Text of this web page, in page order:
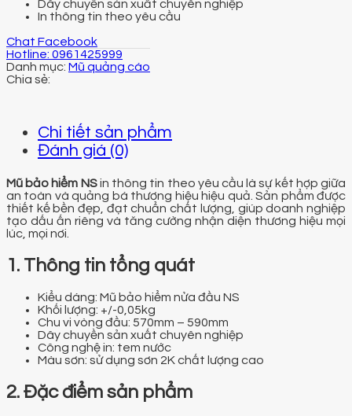
Dây chuyền sản xuất chuyên nghiệp
In thông tin theo yêu cầu
Chat Facebook
Hotline: 0961425999
Danh mục: Mũ quảng cáo
Chi tiết sản phẩm
Đánh giá (0)
Mũ bảo hiểm NSin thông tin theo yêu cầu là sự kết hợp giữa
an toàn và quảng bá thương hiệu hiệu quả. Sản phẩm được
thiết kế bền đẹp, đạt chuẩn chất lượng, giúp doanh nghiệp
tạo dấu ấn riêng và tăng cường nhận diện thương hiệu mọi
lúc, mọi nơi.
1. Thông tin tổng quát
Kiểu dáng: Mũ bảo hiểm nửa đầu NS
Khối lượng: +/-0,05kg
Chu vi vòng đầu: 570mm – 590mm
Dây chuyền sản xuất chuyên nghiệp
Công nghệ in: tem nước
Màu sơn: sử dụng sơn 2K chất lượng cao
2. Đặc điểm sản phẩm